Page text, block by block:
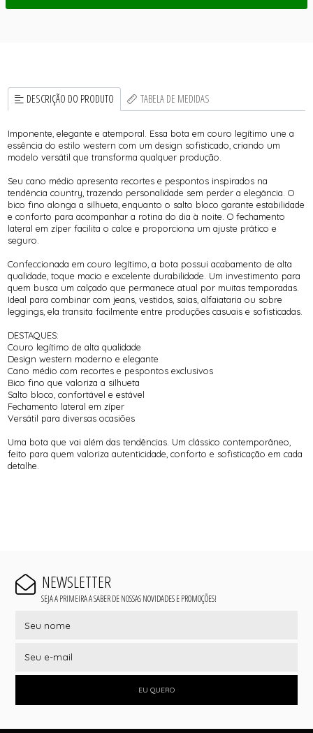
DESCRIÇÃO DO PRODUTO TABELA DE MEDIDAS
Imponente, elegante e atemporal. Essa bota em couro legítimo une a
essência do estilo western com um design sofisticado, criando um
modelo versátil que transforma qualquer produção.
Seu cano médio apresenta recortes e pespontos inspirados na
tendência country, trazendo personalidade sem perder a elegância. O
bico fino alonga a silhueta, enquanto o salto bloco garante estabilidade
e conforto para acompanhar a rotina do dia à noite. O fechamento
lateral em zíper facilita o calce e proporciona um ajuste prático e
seguro.
Confeccionada em couro legítimo, a bota possui acabamento de alta
qualidade, toque macio e excelente durabilidade. Um investimento para
quem busca um calçado que permanece atual por muitas temporadas.
Ideal para combinar com jeans, vestidos, saias, alfaiataria ou sobre
leggings, ela transita facilmente entre produções casuais e sofisticadas.
DESTAQUES:
Couro legítimo de alta qualidade
Design western moderno e elegante
Cano médio com recortes e pespontos exclusivos
Bico fino que valoriza a silhueta
Salto bloco, confortável e estável
Fechamento lateral em zíper
Versátil para diversas ocasiões
Uma bota que vai além das tendências. Um clássico contemporâneo,
feito para quem valoriza autenticidade, conforto e sofisticação em cada
detalhe.
NEWSLETTER
SEJA A PRIMEIRA A SABER DE NOSSAS NOVIDADES E PROMOÇÕES!
EU QUERO